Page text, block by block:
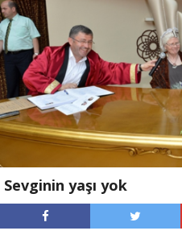
Sevginin yaşı yok